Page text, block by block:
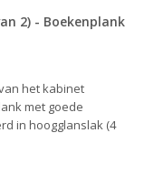
2) - Boekenplank
het kabinet
met goede
in hoogglanslak (4